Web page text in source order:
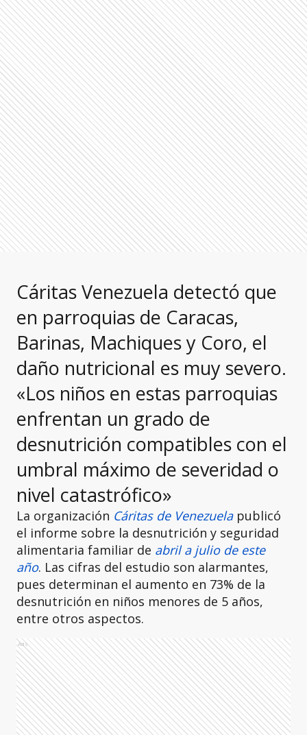
Cáritas Venezuela detectó que
en parroquias de Caracas,
Barinas, Machiques y Coro, el
daño nutricional es muy severo.
«Los niños en estas parroquias
enfrentan un grado de
desnutrición compatibles con el
umbral máximo de severidad o
nivel catastrófico»
La organización Cáritas de Venezuelapublicó
el informe sobre la desnutrición y seguridad
alimentaria familiar de abril a julio de este
año. Las cifras del estudio son alarmantes,
pues determinan el aumento en 73% de la
desnutrición en niños menores de 5 años,
entre otros aspectos.
Ads